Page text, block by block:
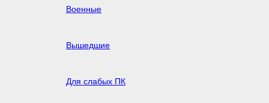
Военные
Вышедшие
Для слабых ПК